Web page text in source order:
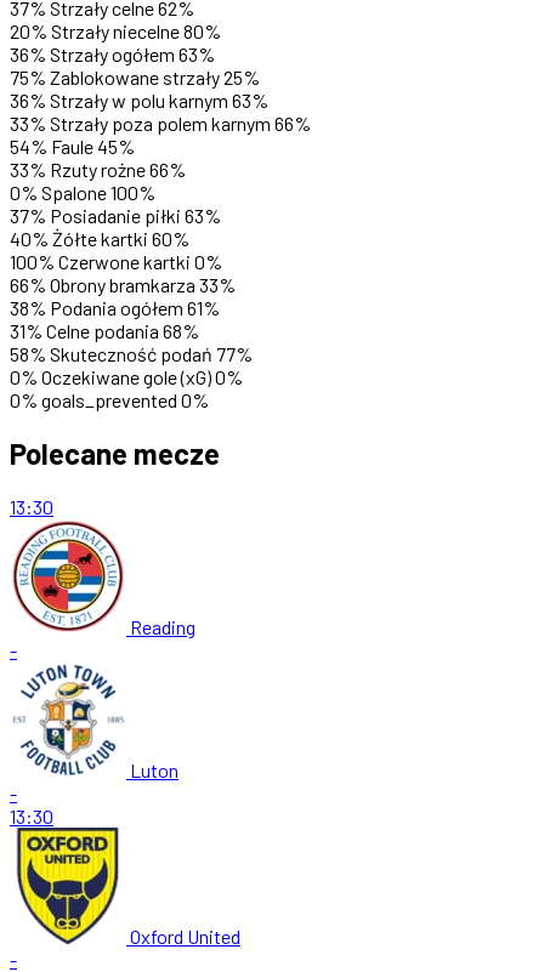
37% Strzały celne62%
20% Strzały niecelne80%
36% Strzały ogółem 63%
75% Zablokowane strzały25%
36% Strzały w polu karnym 63%
33% Strzały poza polem karnym 66%
54% Faule45%
33% Rzuty rożne66%
0% Spalone100%
37% Posiadanie piłki 63%
40% Żółte kartki 60%
100% Czerwone kartki 0%
66% Obrony bramkarza 33%
38% Podania ogółem 61%
31% Celne podania 68%
58% Skuteczność podań 77%
0% Oczekiwane gole (xG)0%
0% goals_prevented 0%
Polecane mecze
13:30
Reading
-
Luton
-
13:30
Oxford United
-